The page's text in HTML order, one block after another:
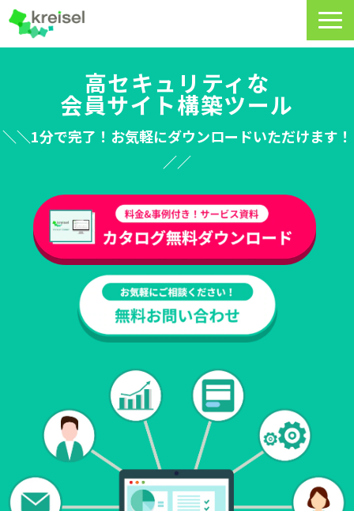
サービス一覧
クライゼルの使い方
資料DL・ウェビナー一覧
導入事例
料金・プラン
よくあるご質問
CRMラボ
高セキュリティな
会員サイト構築ツール
＼＼1分で完了！お気軽にダウンロードいただけます！
／／